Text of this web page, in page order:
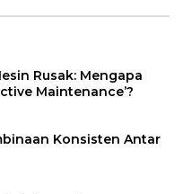
Rusak: Mengapa
Maintenance’?
Konsisten Antar